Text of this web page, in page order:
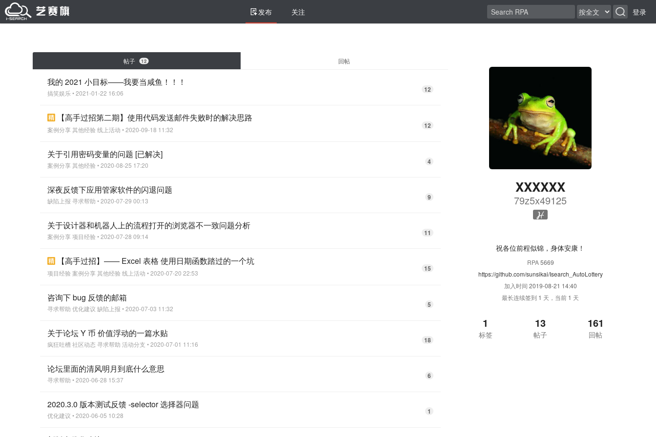
发布 关注 登录
帖子 12 回帖
我的 2021 小目标——我要当咸鱼！！！
搞笑娱乐• 2021-01-22 16:06 12
【高手过招第二期】使用代码发送邮件失败时的解决思路
案例分享其他经验 线上活动 • 2020-09-18 11:32 12
关于引用密码变量的问题 [已解决]
案例分享其他经验 • 2020-08-25 17:20 4
深夜反馈下应用管家软件的闪退问题
缺陷上报 寻求帮助 • 2020-07-29 00:13 9
关于设计器和机器人上的流程打开的浏览器不一致问题分析
案例分享项目经验 • 2020-07-28 09:14 11
【高手过招】—— Excel 表格 使用日期函数踏过的一个坑
项目经验 案例分享其他经验 线上活动 • 2020-07-20 22:53 15
咨询下 bug 反馈的邮箱
寻求帮助 优化建议 缺陷上报 • 2020-07-03 11:32 5
关于论坛 Y 币 价值浮动的一篇水贴
疯狂吐槽社区动态 寻求帮助 活动分支 • 2020-07-01 11:16 18
论坛里面的清风明月到底什么意思
寻求帮助 • 2020-06-28 15:37 6
2020.3.0 版本测试反馈 -selector 选择器问题
优化建议 • 2020-06-05 10:28 1
XXXXXX
79z5x49125
祝各位前程似锦，身体安康！
RPA5669
https://github.com/sunsikai/Isearch_AutoLottery
加入时间 2019-08-21 14:40
最长连续签到 1 天，当前 1 天
1
标签
13
帖子
161
回帖